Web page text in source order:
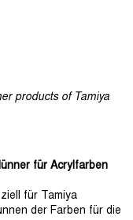
products of Tamiya
für Acrylfarben
für Tamiya
der Farben für die